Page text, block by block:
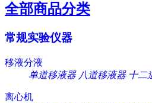
全部商品分类
常规实验仪器
移液分液
单道移液器 八道移液器 十二
离心机